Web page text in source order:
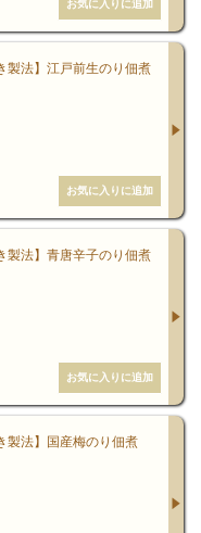
ーション
方を、「いのちをい
のちを育む」と言う
食の時代などと悠長
しろ自国民が自国で
給を十二分になるよ
ません。
を大切にし、神羅万
、習俗を継承し、共
その中で育まれた豊
てなしの心などが、
や山村、漁村にある
日本人の心の原点で
の食文化、特に日本
製法】江戸前生のり佃煮
製法】青唐辛子のり佃煮
製法】国産梅のり佃煮